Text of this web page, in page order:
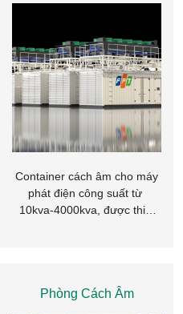
Container cách âm cho máy
phát điện công suất từ ​​
10kva-4000kva, được thiết
Phòng Cách Âm